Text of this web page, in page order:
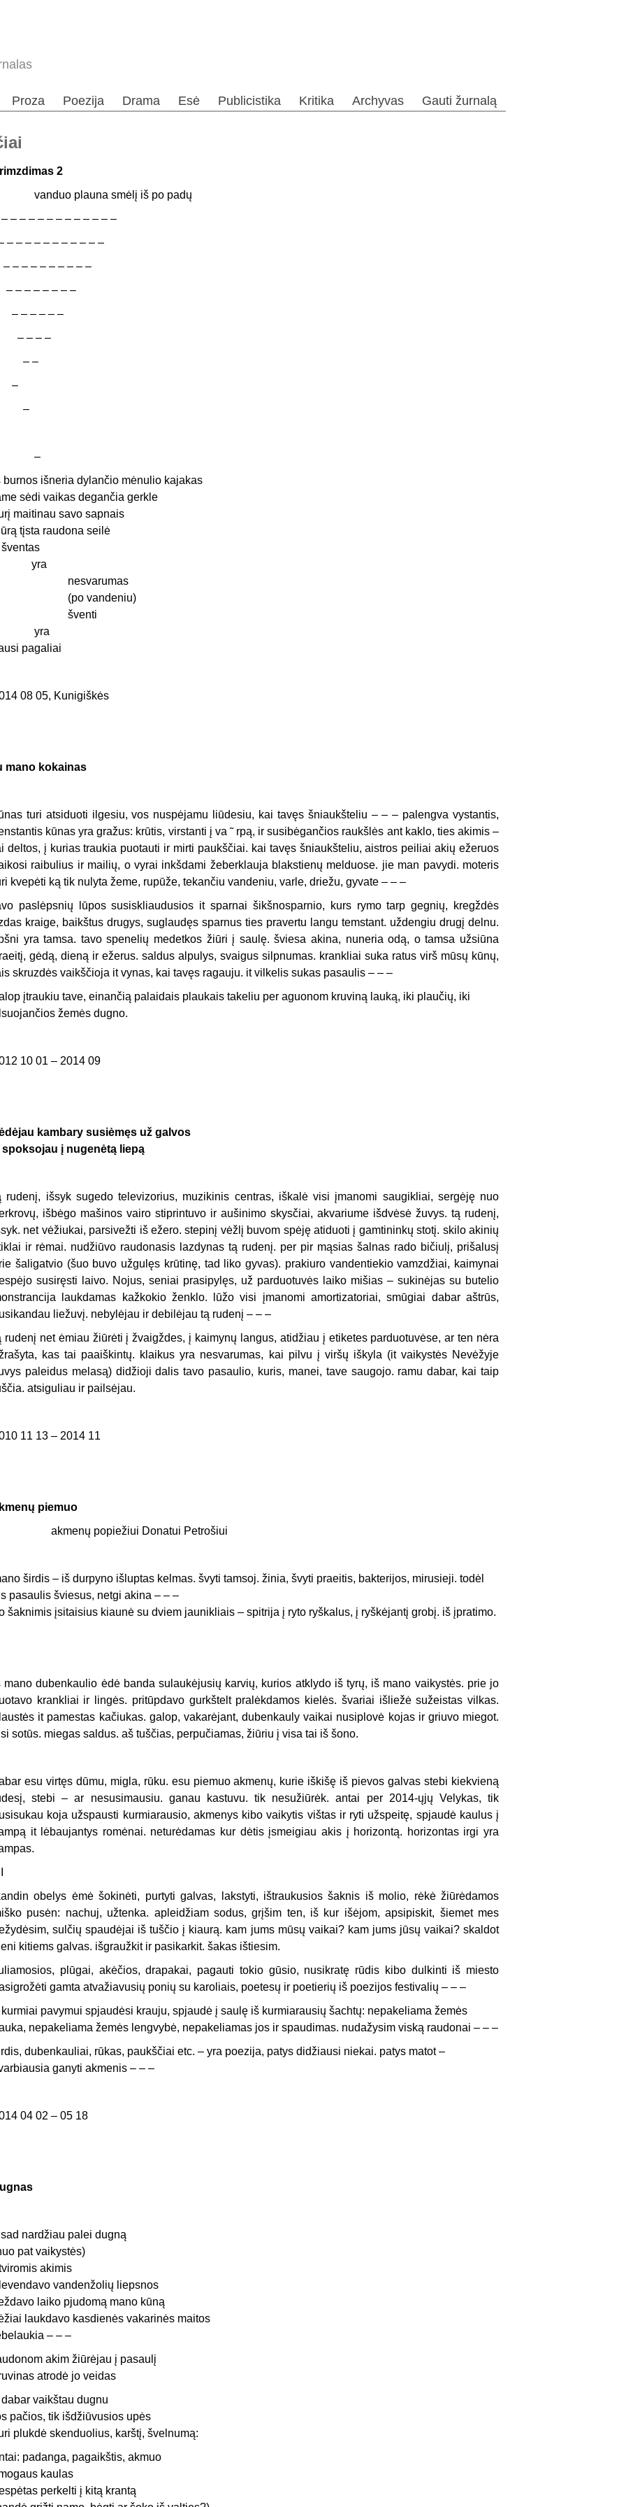
Proza Poezija Drama Esė Publicistika Kritika Archyvas Gauti žurnalą
2
plauna smėlį iš po padų
– – – – – – – – – – – –
– – – – – – – – – – –
– – – – – – – – –
– – – – – – –
– – – – –
– – –
–
burnos išneria dylančio mėnulio kajakas
sėdi vaikas degančia gerkle
maitinau savo sapnais
tįsta raudona seilė
vandeniu)
pagaliai
08 05, Kunigiškės
mano kokainas
turi atsiduoti ilgesiu, vos nuspėjamu liūdesiu, kai tavęs šniaukšteliu – – – palengva vystantis,
kūnas yra gražus: krūtis, virstanti į va ˜ rpą, ir susibėgančios raukšlės ant kaklo, ties akimis –
deltos, į kurias traukia puotauti ir mirti paukščiai. kai tavęs šniaukšteliu, aistros peiliai akių ežeruos
raibulius ir mailių, o vyrai inkšdami žeberklauja blakstienų melduose. jie man pavydi. moteris
kvepėti ką tik nulyta žeme, rupūže, tekančiu vandeniu, varle, driežu, gyvate – – –
paslėpsnių lūpos susiskliaudusios it sparnai šikšnosparnio, kurs rymo tarp gegnių, kregždės
kraige, baikštus drugys, suglaudęs sparnus ties pravertu langu temstant. uždengiu drugį delnu.
yra tamsa. tavo spenelių medetkos žiūri į saulę. šviesa akina, nuneria odą, o tamsa užsiūna
gėdą, dieną ir ežerus. saldus alpulys, svaigus silpnumas. krankliai suka ratus virš mūsų kūnų,
skruzdės vaikščioja it vynas, kai tavęs ragauju. it vilkelis sukas pasaulis – – –
įtraukiu tave, einančią palaidais plaukais takeliu per aguonom kruviną lauką, iki plaučių, iki
žemės dugno.
10 01 – 2014 09
kambary susiėmęs už galvos
spoksojau į nugenėtą liepą
rudenį, išsyk sugedo televizorius, muzikinis centras, iškalė visi įmanomi saugikliai, sergėję nuo
išbėgo mašinos vairo stiprintuvo ir aušinimo skysčiai, akvariume išdvėsė žuvys. tą rudenį,
net vėžiukai, parsivežti iš ežero. stepinį vėžlį buvom spėję atiduoti į gamtininkų stotį. skilo akinių
ir rėmai. nudžiūvo raudonasis lazdynas tą rudenį. per pir mąsias šalnas rado bičiulį, prišalusį
šaligatvio (šuo buvo užgulęs krūtinę, tad liko gyvas). prakiuro vandentiekio vamzdžiai, kaimynai
susiręsti laivo. Nojus, seniai prasipylęs, už parduotuvės laiko mišias – sukinėjas su butelio
laukdamas kažkokio ženklo. lūžo visi įmanomi amortizatoriai, smūgiai dabar aštrūs,
liežuvį. nebylėjau ir debilėjau tą rudenį – – –
rudenį net ėmiau žiūrėti į žvaigždes, į kaimynų langus, atidžiau į etiketes parduotuvėse, ar ten nėra
kas tai paaiškintų. klaikus yra nesvarumas, kai pilvu į viršų iškyla (it vaikystės Nevėžyje
paleidus melasą) didžioji dalis tavo pasaulio, kuris, manei, tave saugojo. ramu dabar, kai taip
atsiguliau ir pailsėjau.
11 13 – 2014 11
piemuo
popiežiui Donatui Petrošiui
širdis – iš durpyno išluptas kelmas. švyti tamsoj. žinia, švyti praeitis, bakterijos, mirusieji. todėl
pasaulis šviesus, netgi akina – – –
šaknimis įsitaisius kiaunė su dviem jaunikliais – spitrija į ryto ryškalus, į ryškėjantį grobį. iš įpratimo.
mano dubenkaulio ėdė banda sulaukėjusių karvių, kurios atklydo iš tyrų, iš mano vaikystės. prie jo
krankliai ir lingės. pritūpdavo gurkštelt pralėkdamos kielės. švariai išliežė sužeistas vilkas.
it pamestas kačiukas. galop, vakarėjant, dubenkauly vaikai nusiplovė kojas ir griuvo miegot.
sotūs. miegas saldus. aš tuščias, perpučiamas, žiūriu į visa tai iš šono.
esu virtęs dūmu, migla, rūku. esu piemuo akmenų, kurie iškišę iš pievos galvas stebi kiekvieną
stebi – ar nesusimausiu. ganau kastuvu. tik nesužiūrėk. antai per 2014-ųjų Velykas, tik
koja užspausti kurmiarausio, akmenys kibo vaikytis vištas ir ryti užspeitę, spjaudė kaulus į
it lėbaujantys romėnai. neturėdamas kur dėtis įsmeigiau akis į horizontą. horizontas irgi yra
obelys ėmė šokinėti, purtyti galvas, lakstyti, ištraukusios šaknis iš molio, rėkė žiūrėdamos
pusėn: nachuj, užtenka. apleidžiam sodus, grįšim ten, iš kur išėjom, apsipiskit, šiemet mes
sulčių spaudėjai iš tuščio į kiaurą. kam jums mūsų vaikai? kam jums jūsų vaikai? skaldot
kitiems galvas. išgraužkit ir pasikarkit. šakas ištiesim.
plūgai, akėčios, drapakai, pagauti tokio gūsio, nusikratę rūdis kibo dulkinti iš miesto
gamta atvažiavusių ponių su karoliais, poetesų ir poetierių iš poezijos festivalių – – –
pavymui spjaudėsi krauju, spjaudė į saulę iš kurmiarausių šachtų: nepakeliama žemės
nepakeliama žemės lengvybė, nepakeliamas jos ir spaudimas. nudažysim viską raudonai – – –
dubenkauliai, rūkas, paukščiai etc. – yra poezija, patys didžiausi niekai. patys matot –
ganyti akmenis – – –
04 02 – 05 18
nardžiau palei dugną
pat vaikystės)
akimis
vandenžolių liepsnos
laiko pjudomą mano kūną
laukdavo kasdienės vakarinės maitos
– – –
akim žiūrėjau į pasaulį
atrodė jo veidas
vaikštau dugnu
pačios, tik išdžiūvusios upės
plukdė skenduolius, karštį, švelnumą:
padanga, pagaikštis, akmuo
kaulas
perkelti į kitą krantą